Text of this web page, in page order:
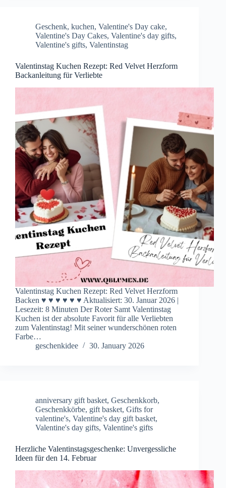
Geschenk, kuchen, Valentine's Day cake,
Valentine's Day Cakes, Valentine's day gifts,
Valentine's gifts, Valentinstag
Valentinstag Kuchen Rezept: Red Velvet Herzform
Backanleitung für Verliebte
Valentinstag Kuchen Rezept: Red Velvet Herzform
Backen ♥ ♥ ♥ ♥ ♥ ♥ Aktualisiert: 30. Januar 2026 |
Lesezeit: 8 Minuten Der Roter Samt Valentinstag
Kuchen ist der absolute Favorit für alle Verliebten
zum Valentinstag! Mit seiner wunderschönen roten
Farbe…
geschenkidee
30. January 2026
anniversary gift basket, Geschenkkorb,
Geschenkkörbe, gift basket, Gifts for
valentine's, Valentine's day gift basket,
Valentine's day gifts, Valentine's gifts
Herzliche Valentinstagsgeschenke: Unvergessliche
Ideen für den 14. Februar